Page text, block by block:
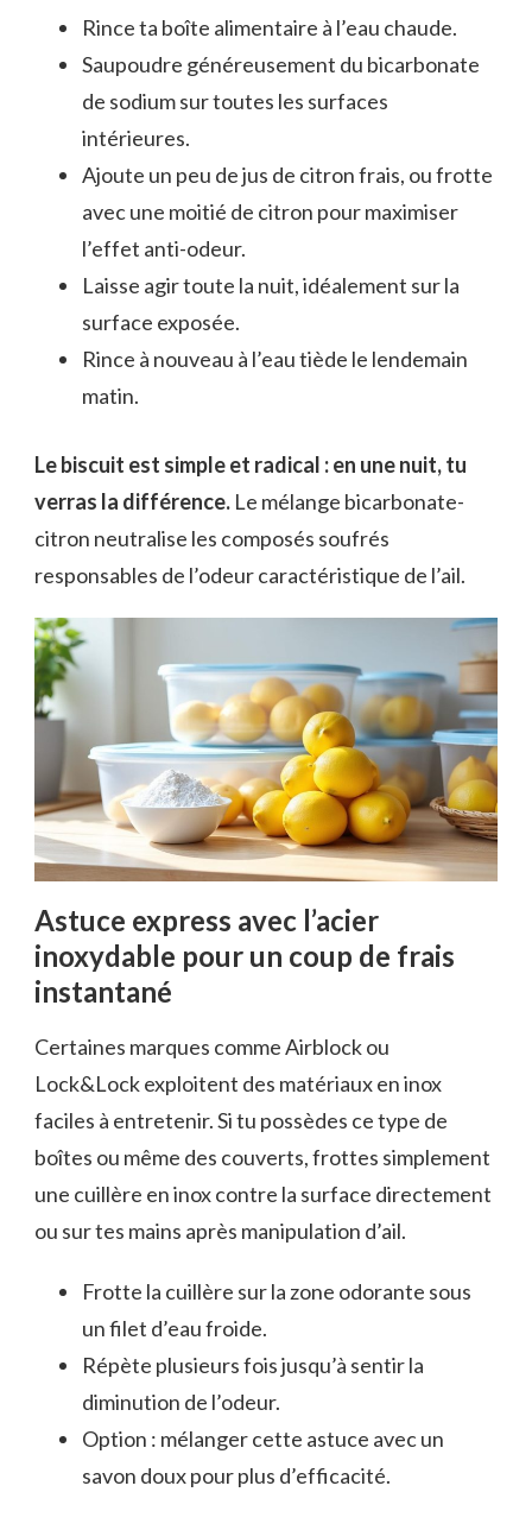
Rince ta boîte alimentaire à l’eau chaude.
Saupoudre généreusement du bicarbonate
de sodium sur toutes les surfaces
intérieures.
Ajoute un peu de jus de citron frais, ou frotte
avec une moitié de citron pour maximiser
l’effet anti-odeur.
Laisse agir toute la nuit, idéalement sur la
surface exposée.
Rince à nouveau à l’eau tiède le lendemain
matin.
Le biscuit est simple et radical : en une nuit, tu
verras la différence. Le mélange bicarbonate-
citron neutralise les composés soufrés
responsables de l’odeur caractéristique de l’ail.
Astuce express avec l’acier
inoxydable pour un coup de frais
instantané
Certaines marques comme Airblock ou
Lock&Lock exploitent des matériaux en inox
faciles à entretenir. Si tu possèdes ce type de
boîtes ou même des couverts, frottes simplement
une cuillère en inox contre la surface directement
ou sur tes mains après manipulation d’ail.
Frotte la cuillère sur la zone odorante sous
un filet d’eau froide.
Répète plusieurs fois jusqu’à sentir la
diminution de l’odeur.
Option : mélanger cette astuce avec un
savon doux pour plus d’efficacité.